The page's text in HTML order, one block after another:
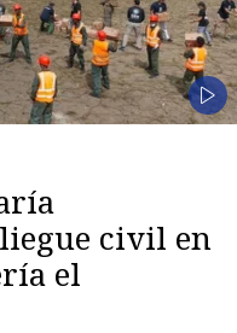
civil en
el